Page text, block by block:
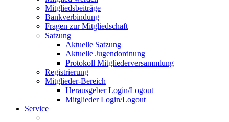
Mitgliedsbeiträge
Bankverbindung
Fragen zur Mitgliedschaft
Satzung
Aktuelle Satzung
Aktuelle Jugendordnung
Protokoll Mitgliederversammlung
Registrierung
Mitglieder-Bereich
Herausgeber Login/Logout
Mitglieder Login/Logout
Service